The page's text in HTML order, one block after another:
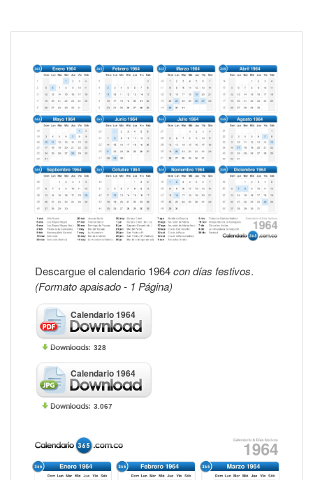
Descargue el calendario 1964con días festivos.
(Formato apaisado - 1 Página)
Calendario 1964
328
Calendario 1964
3.067